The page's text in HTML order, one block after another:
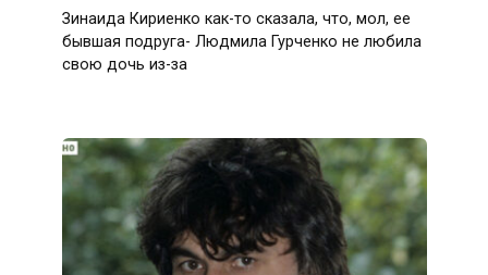
Зинаида Кириенко как-то сказала, что, мол, ее
бывшая подруга- Людмила Гурченко не любила
свою дочь из-за